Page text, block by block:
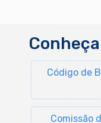
Código de
Comissão